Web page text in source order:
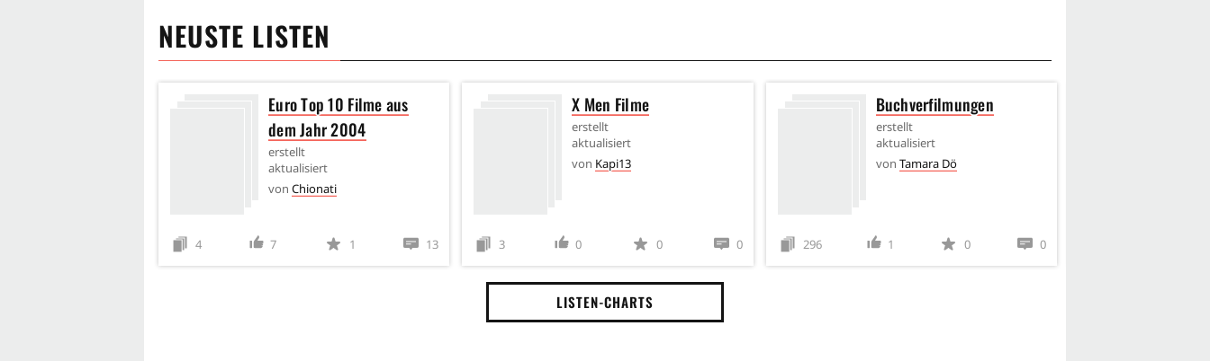
NEUSTE LISTEN
Euro Top 10 Filme aus
dem Jahr 2004
erstellt
aktualisiert
von Chionati
4 7 1 13
X Men Filme
erstellt
aktualisiert
von Kapi13
3 0 0 0
Buchverfilmungen
erstellt
aktualisiert
von Tamara Dö
296 1 0 0
LISTEN-CHARTS